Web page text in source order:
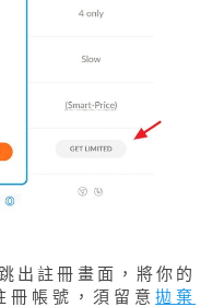
出註冊畫面，將你的
帳號，須留意拋棄